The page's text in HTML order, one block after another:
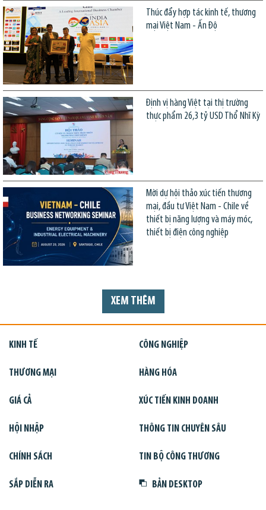
Thúc đẩy hợp tác kinh tế, thương
mại Việt Nam - Ấn Độ
Định vị hàng Việt tại thị trường
thực phẩm 26,3 tỷ USD Thổ Nhĩ Kỳ
Mời dự hội thảo xúc tiến thương
mại, đầu tư Việt Nam - Chile về
thiết bị năng lượng và máy móc,
thiết bị điện công nghiệp
XEM THÊM
KINH TẾ CÔNG NGHIỆP
THƯƠNG MẠI HÀNG HÓA
GIÁ CẢ XÚC TIẾN KINH DOANH
HỘI NHẬP THÔNG TIN CHUYÊN SÂU
CHÍNH SÁCH TIN BỘ CÔNG THƯƠNG
SẮP DIỄN RA BẢN DESKTOP